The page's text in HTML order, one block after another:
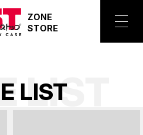
ZONE
STORE
E LIST
LIST